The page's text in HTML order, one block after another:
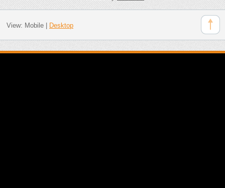
View: Mobile| Desktop